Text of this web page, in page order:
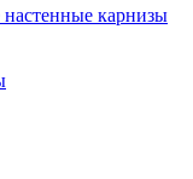
карнизы